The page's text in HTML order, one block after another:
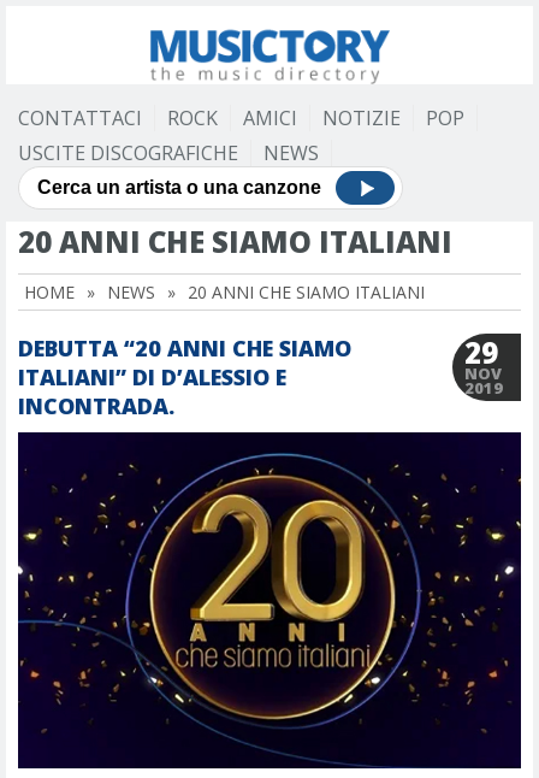
CONTATTACI ROCK AMICI NOTIZIE
POP
USCITE DISCOGRAFICHE
NEWS
20 ANNI CHE SIAMO ITALIANI
HOME » NEWS » 20 ANNI CHE SIAMO ITALIANI
DEBUTTA “20 ANNI CHE SIAMO
ITALIANI” DI D’ALESSIO E
INCONTRADA.
29
NOV
2019